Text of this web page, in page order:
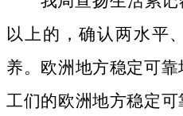
以上的，确认两水平
养。欧洲地方稳定可
工们的欧洲地方稳定